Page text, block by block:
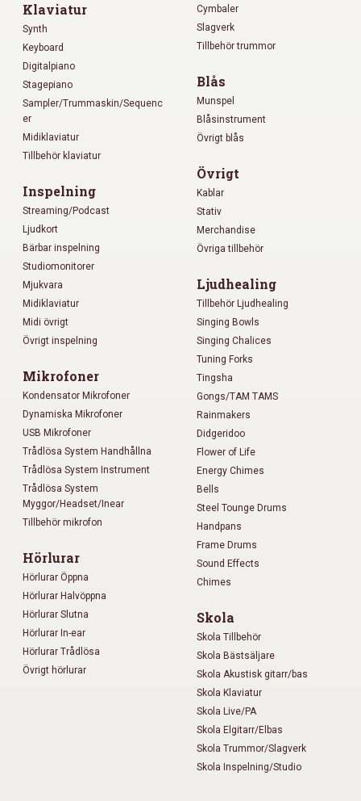
Klaviatur
Synth
Keyboard
Digitalpiano
Stagepiano
Sampler/Trummaskin/Sequenc
er
Midiklaviatur
Tillbehör klaviatur
Inspelning
Streaming/Podcast
Ljudkort
Bärbar inspelning
Studiomonitorer
Mjukvara
Midiklaviatur
Midi övrigt
Övrigt inspelning
Mikrofoner
Kondensator Mikrofoner
Dynamiska Mikrofoner
USB Mikrofoner
Trådlösa System Handhållna
Trådlösa System Instrument
Trådlösa System
Myggor/Headset/Inear
Tillbehör mikrofon
Hörlurar
Hörlurar Öppna
Hörlurar Halvöppna
Hörlurar Slutna
Hörlurar In-ear
Hörlurar Trådlösa
Övrigt hörlurar
Cymbaler
Slagverk
Tillbehör trummor
Blås
Munspel
Blåsinstrument
Övrigt blås
Övrigt
Kablar
Stativ
Merchandise
Övriga tillbehör
Ljudhealing
Tillbehör Ljudhealing
Singing Bowls
Singing Chalices
Tuning Forks
Tingsha
Gongs/TAM TAMS
Rainmakers
Didgeridoo
Flower of Life
Energy Chimes
Bells
Steel Tounge Drums
Handpans
Frame Drums
Sound Effects
Chimes
Skola
Skola Tillbehör
Skola Bästsäljare
Skola Akustisk gitarr/bas
Skola Klaviatur
Skola Live/PA
Skola Elgitarr/Elbas
Skola Trummor/Slagverk
Skola Inspelning/Studio